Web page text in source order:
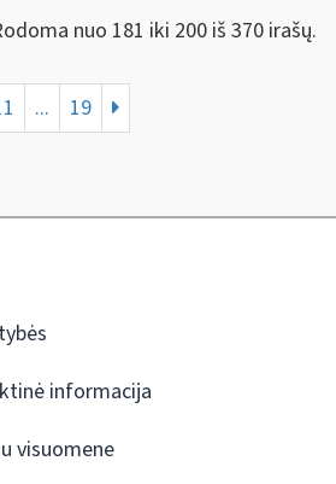
nuo 181 iki 200 iš 370 irašų.
... 19
informacija
visuomene